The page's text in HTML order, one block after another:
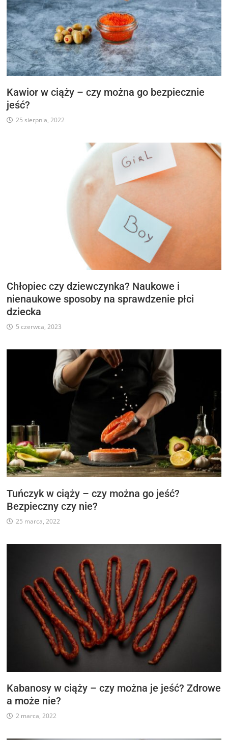
Kawior w ciąży – czy można go bezpiecznie
jeść?
25 sierpnia, 2022
Chłopiec czy dziewczynka? Naukowe i
nienaukowe sposoby na sprawdzenie płci
dziecka
5 czerwca, 2023
Tuńczyk w ciąży – czy można go jeść?
Bezpieczny czy nie?
25 marca, 2022
Kabanosy w ciąży – czy można je jeść? Zdrowe
a może nie?
2 marca, 2022